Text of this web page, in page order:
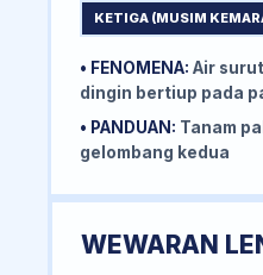
KETIGA (MUSIM
• FENOMENA: Air
dingin bertiup pada
• PANDUAN: Tanam
gelombang kedua
WEWARAN